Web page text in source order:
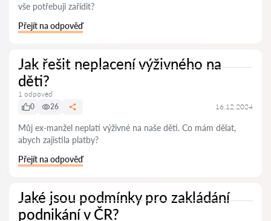
vše potřebuji zařídit?
Přejít na odpověď
Jak řešit neplacení výživného na
děti?
1 odpověď
0
26 16.12.2024
Můj ex-manžel neplatí výživné na naše děti. Co mám dělat,
abych zajistila platby?
Přejít na odpověď
Jaké jsou podmínky pro zakládání
podnikání v ČR?